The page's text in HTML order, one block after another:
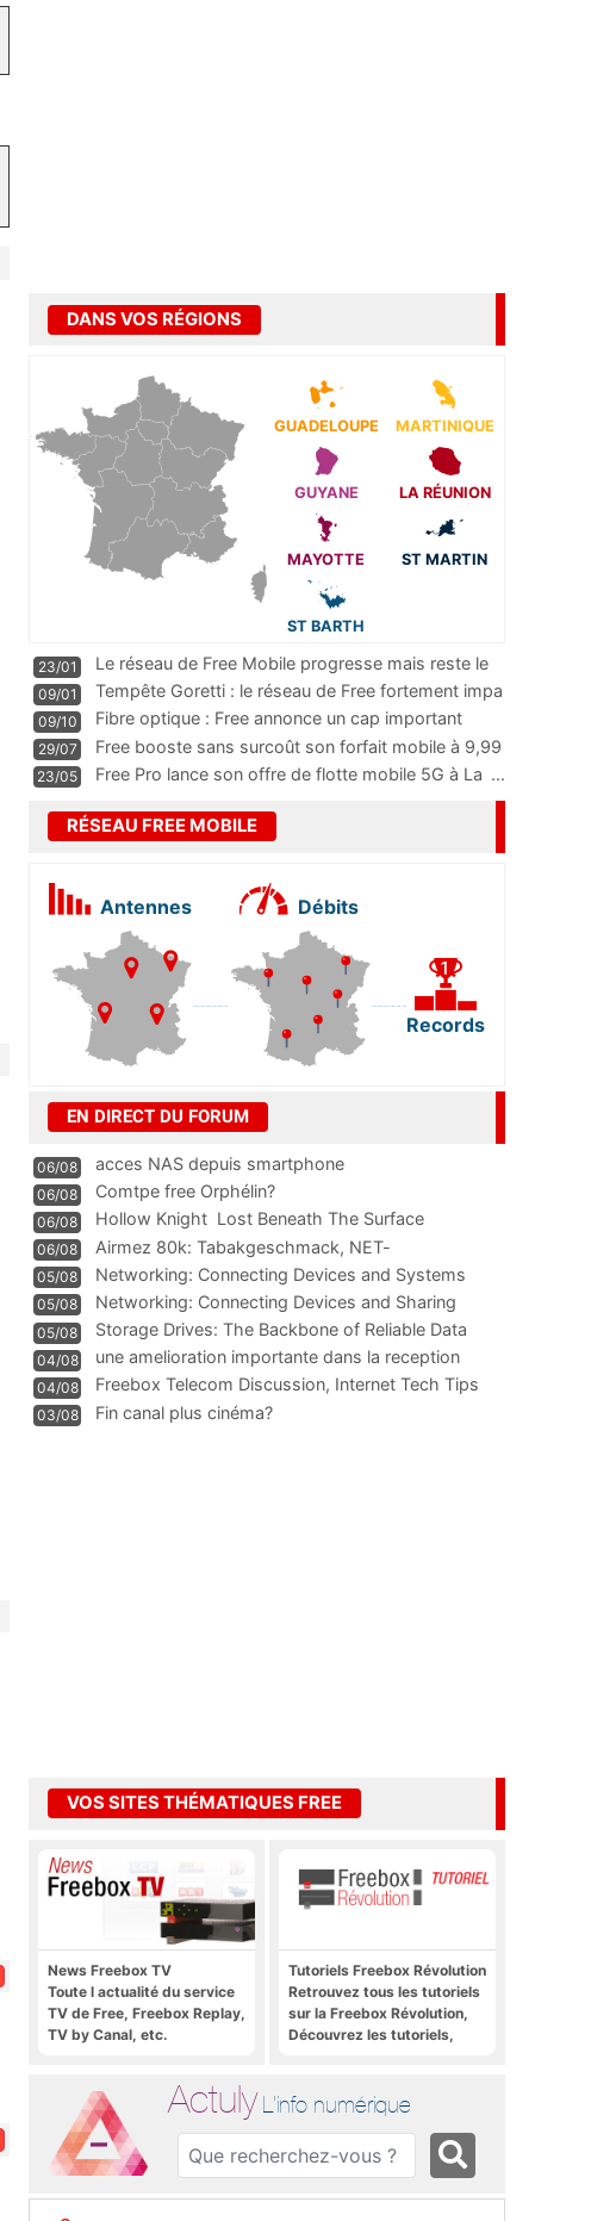
DANS VOS RÉGIONS
GUADELOUPE MARTINIQUE
GUYANE LA RÉUNION
MAYOTTE ST MARTIN
ST BARTH
23/01
Le réseau de Free Mobile progresse mais reste le
m
...
09/01
Tempête Goretti : le réseau de Free fortement impa
09/10
Fibre optique : Free annonce un cap important
pass
...
29/07
Free booste sans surcoût son forfait mobile à 9,99
23/05 Free Pro lance son offre de flotte mobile 5G à La ...
RÉSEAU FREE MOBILE
Antennes Débits
Records
EN DIRECT DU FORUM
06/08 acces NAS depuis smartphone
06/08 Comtpe free Orphélin?
06/08 Hollow Knight  Lost Beneath The Surface
06/08
Airmez 80k: Tabakgeschmack, NET-
Technologie und Leistung im
05/08 Networking: Connecting Devices and Systems
05/08
Networking: Connecting Devices and Sharing
Information
05/08
Storage Drives: The Backbone of Reliable Data
Management
04/08
une amelioration importante dans la reception
WIFI
04/08
Freebox Telecom Discussion, Internet Tech Tips
Communi
03/08 Fin canal plus cinéma?
VOS SITES THÉMATIQUES FREE
News Freebox TV
Toute l actualité du service
TV de Free, Freebox Replay,
TV by Canal, etc.
Tutoriels Freebox Révolution
Retrouvez tous les tutoriels
sur la Freebox Révolution,
Découvrez les tutoriels,
Freebox Server, Freebox
Actuly L'info numérique